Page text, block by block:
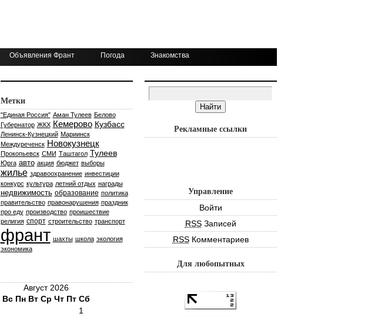
Объявления Франт Погода Знакомства
Метки
"Единая Россия" Аман Тулеев Белово
Губернатор ЖКХ Кемерово Кузбасс
Ленинск-Кузнецкий Мариинск
Междуреченск Новокузнецк
Прокопьевск СМИ Таштагол Тулеев
Юрга авто акция бюджет выборы
жилье здравоохранение инвестиции
конкурс культура летний отдых награды
недвижимость образование политика
правительство правонарушения праздник
про еду производство проишествие
религия спорт строительство транспорт
франт шахты школа экология
экономика
Август 2026
Вс Пн Вт Ср Чт Пт Сб
1
Рекламные ссылки
Управление
Войти
RSSЗаписей
RSSКомментариев
Для любопытных